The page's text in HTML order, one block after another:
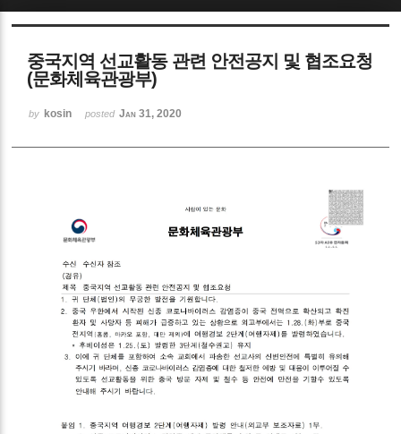
중국지역 선교활동 관련 안전공지 및 협조요청
(문화체육관광부)
by kosin posted Jan 31, 2020
Sketchbook5, 스케치북5
Sketchbook5, 스케치북5